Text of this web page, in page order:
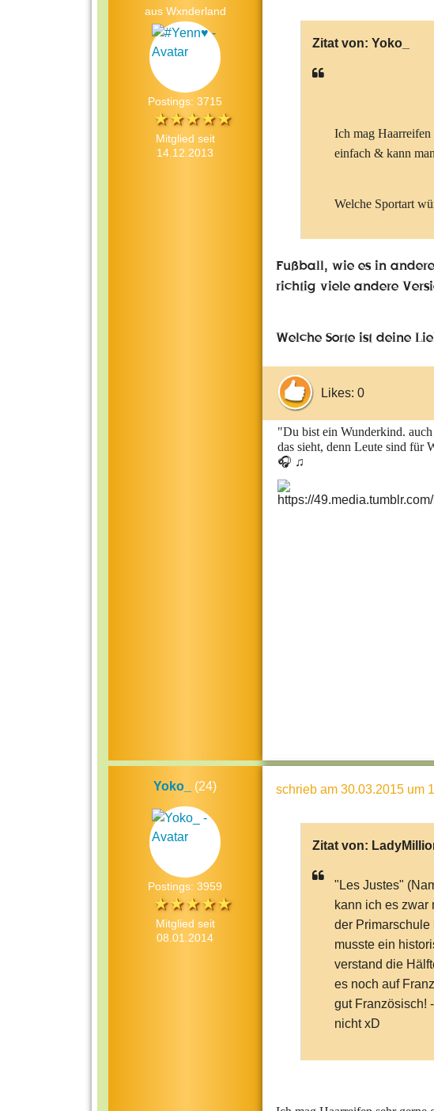
aus Wxnderland
Postings: 3715
Mitglied seit
14.12.2013
Zitat von: Yoko_
Ich mag Haarreifen
einfach & kann
Welche Sportart
Fußball, wie es in
richtig viele andere
Welche Sorte ist deine
Likes: 0
"Du bist ein Wunderkind.
das sieht, denn Leute sind für
🎧 ♫
Yoko_ (24)
Postings: 3959
Mitglied seit
08.01.2014
schrieb am 30.03.2015 um
Zitat von:
"Les Justes"
kann ich es zwar
der Primarschule
musste ein
verstand die
es noch auf
gut Französisch!
nicht xD